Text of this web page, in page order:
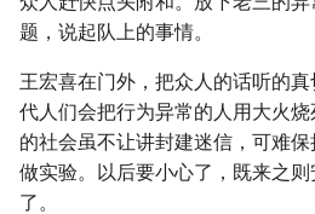
题，说起队上的事情。
王宏喜在门外，把众人的话听的
代人们会把行为异常的人用大火
的社会虽不让讲封建迷信，可难
做实验。以后要小心了，既来之
了。